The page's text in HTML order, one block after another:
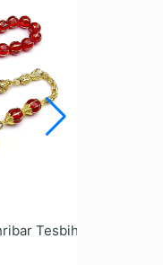
Tesbih